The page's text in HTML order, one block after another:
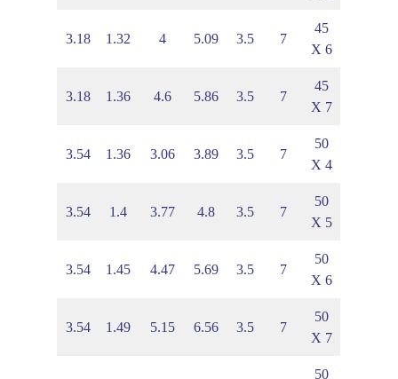
45
X 6
7
3.5
5.09
4
1.32
3.18
45
X 7
7
3.5
5.86
4.6
1.36
3.18
50
X 4
7
3.5
3.89
3.06
1.36
3.54
50
X 5
7
3.5
4.8
3.77
1.4
3.54
50
X 6
7
3.5
5.69
4.47
1.45
3.54
50
X 7
7
3.5
6.56
5.15
1.49
3.54
50